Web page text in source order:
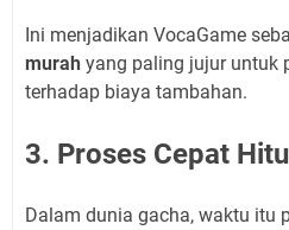
Ini menjadikan VocaGame
murah yang paling jujur untuk
terhadap biaya tambahan.
3. Proses Cepat
Dalam dunia gacha, waktu itu